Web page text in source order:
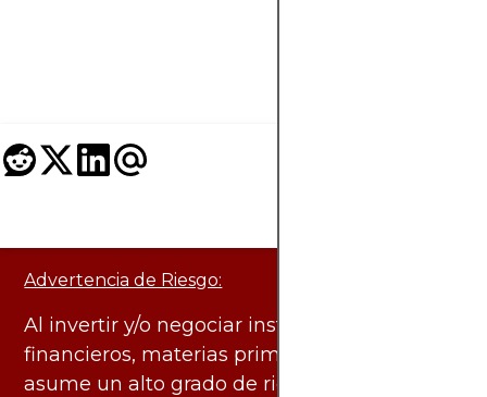
Advertencia de Riesgo:
Al invertir y/o negociar instrumentos
financieros, materias primas y otros activos,
asume un alto grado de riesgo. Existe la